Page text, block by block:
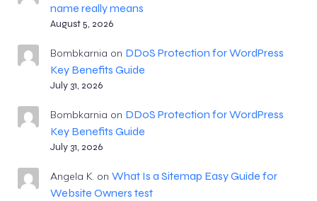
name really means
August 5, 2026
Bombkarnia on DDoS Protection for WordPress
Key Benefits Guide
July 31, 2026
Bombkarnia on DDoS Protection for WordPress
Key Benefits Guide
July 31, 2026
Angela K. on What Is a Sitemap Easy Guide for
Website Owners test